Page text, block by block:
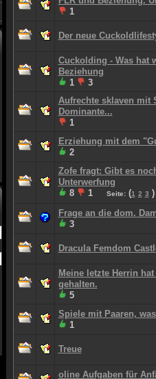
1
Der neue
Cuckolding - Was hat
Beziehung
1
3
Aufrechte sklaven mit
Dominante...
1
Erziehung mit dem
2
Zofe fragt: Gibt es
Unterwerfung
8
1 Seite:(1 2 3 )
Frage an die dom.
3
Dracula Femdom
Meine letzte Herrin
gehalten.
5
Spiele mit Paaren,
1
Treue
oline Aufgaben für